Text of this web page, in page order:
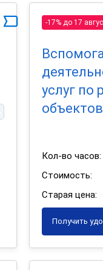
-17% до 17
услуг по
Кол-во часов:
Стоимость:
Старая цена:
Получить